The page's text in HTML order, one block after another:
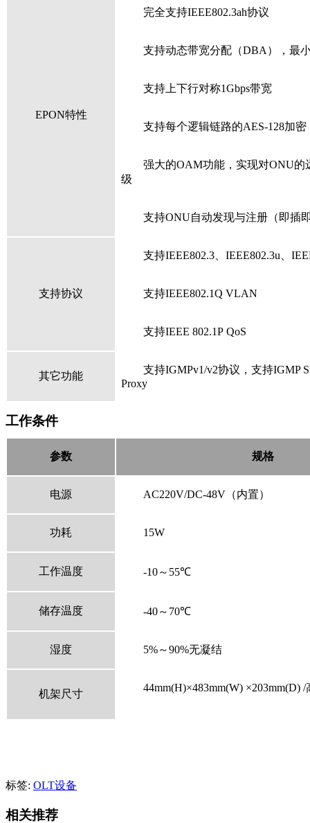
EPON特性
完全支持IEEE802.3ah协议
支持动态带宽分配（DBA ），最
支持上下行对称1Gbps带宽
支持每个逻辑链路的AES-128加密
强大的OAM功能，实现对ONU的
级
支持ONU自动发现与注册（即插
支持协议
支持IEEE802.3 IEEE802.3u
支持IEEE802.1Q VLAN
支持IEEE 802.1P QoS
其它功能
支持IGMPv1/v2协议，支持IGMP
Proxy
工作条件
参数 规格
电源 AC220V/DC-48V（内置）
功耗 15W
工作温度 -10～ 55℃
储存温度 -40～ 70℃
湿度 5%～90%无凝结
机架尺寸
44mm(H)×483mm(W) ×203mm(D) /
标签: OLT设备
相关推荐